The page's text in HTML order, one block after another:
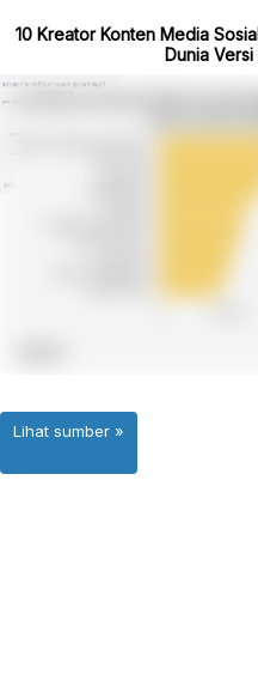
10 Kreator Konten Media
Dunia
Lihat sumber »